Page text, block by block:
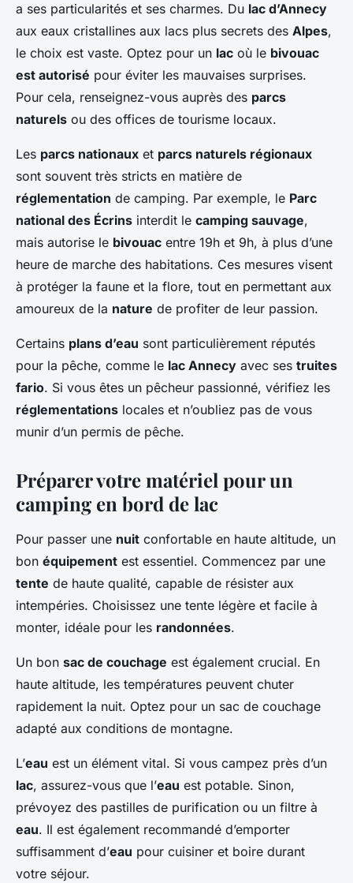
a ses particularités et ses charmes. Du lac d’Annecy
aux eaux cristallines aux lacs plus secrets des Alpes,
le choix est vaste. Optez pour un lac où le bivouac
est autorisé pour éviter les mauvaises surprises.
Pour cela, renseignez-vous auprès des parcs
naturels ou des offices de tourisme locaux.
Les parcs nationaux et parcs naturels régionaux
sont souvent très stricts en matière de
réglementation de camping. Par exemple, le Parc
national des Écrins interdit le camping sauvage,
mais autorise le bivouac entre 19h et 9h, à plus d’une
heure de marche des habitations. Ces mesures visent
à protéger la faune et la flore, tout en permettant aux
amoureux de la nature de profiter de leur passion.
Certains plans d’eau sont particulièrement réputés
pour la pêche, comme le lac Annecy avec ses truites
fario. Si vous êtes un pêcheur passionné, vérifiez les
réglementations locales et n’oubliez pas de vous
munir d’un permis de pêche.
Préparer votre matériel pour un
camping en bord de lac
Pour passer une nuit confortable en haute altitude, un
bon équipement est essentiel. Commencez par une
tente de haute qualité, capable de résister aux
intempéries. Choisissez une tente légère et facile à
monter, idéale pour les randonnées.
Un bon sac de couchage est également crucial. En
haute altitude, les températures peuvent chuter
rapidement la nuit. Optez pour un sac de couchage
adapté aux conditions de montagne.
L’eau est un élément vital. Si vous campez près d’un
lac, assurez-vous que l’eau est potable. Sinon,
prévoyez des pastilles de purification ou un filtre à
eau. Il est également recommandé d’emporter
suffisamment d’eau pour cuisiner et boire durant
votre séjour.